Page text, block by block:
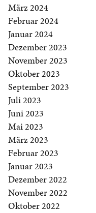
März 2024
Februar 2024
Januar 2024
Dezember 2023
November 2023
Oktober 2023
September 2023
Juli 2023
Juni 2023
Mai 2023
März 2023
Februar 2023
Januar 2023
Dezember 2022
November 2022
Oktober 2022